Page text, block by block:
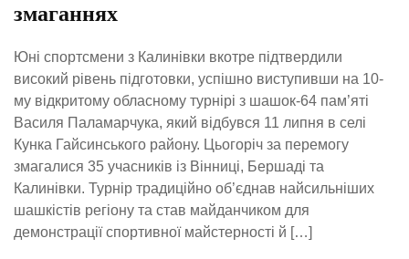
змаганнях
Юні спортсмени з Калинівки вкотре підтвердили
високий рівень підготовки, успішно виступивши на 10-
му відкритому обласному турнірі з шашок-64 пам’яті
Василя Паламарчука, який відбувся 11 липня в селі
Кунка Гайсинського району. Цьогоріч за перемогу
змагалися 35 учасників із Вінниці, Бершаді та
Калинівки. Турнір традиційно об’єднав найсильніших
шашкістів регіону та став майданчиком для
демонстрації спортивної майстерності й […]